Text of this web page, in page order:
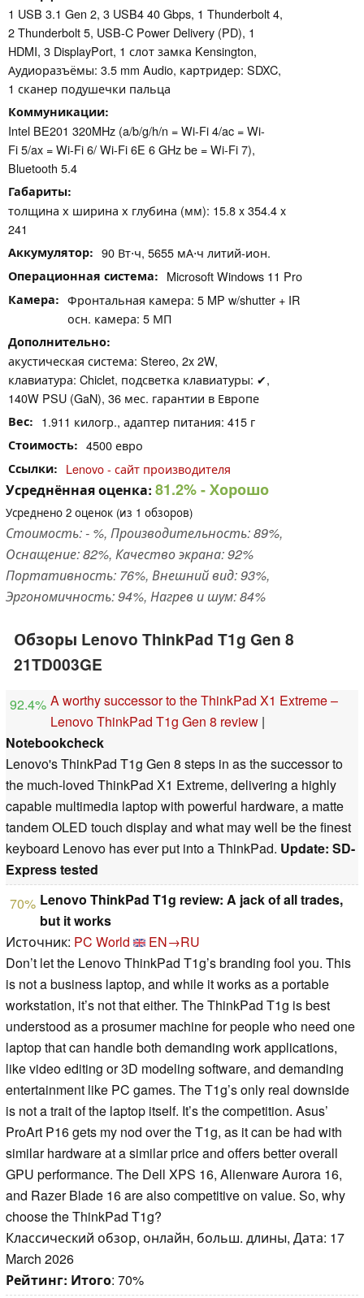
1 USB 3.1 Gen 2, 3 USB4 40 Gbps, 1 Thunderbolt 4,
2 Thunderbolt 5, USB-C Power Delivery (PD), 1
HDMI, 3 DisplayPort, 1 слот замка Kensington,
Аудиоразъёмы: 3.5 mm Audio, картридер: SDXC,
1 сканер подушечки пальца
Коммуникации
Intel BE201 320MHz (a/b/g/h/n = Wi-Fi 4/ac = Wi-
Fi 5/ax = Wi-Fi 6/ Wi-Fi 6E 6 GHz be = Wi-Fi 7),
Bluetooth 5.4
Габариты
толщина х ширина х глубина (мм): 15.8 x 354.4 x
241
Аккумулятор 90 Вт⋅ч, 5655 мА⋅ч литий-ион.
Операционная система Microsoft Windows 11 Pro
Камера
Фронтальная камера: 5 MP w/shutter + IR
осн. камера: 5 МП
Дополнительно
акустическая система: Stereo, 2x 2W,
клавиатура: Chiclet, подсветка клавиатуры: ✔,
140W PSU (GaN), 36 мес. гарантии в Европе
Вес 1.911 килогр., адаптер питания: 415 г
Стоимость 4500 евро
Ссылки Lenovo - сайт производителя
Усреднённая оценка: 81.2%- Хорошо
Усреднено 2 оценок (из 1 обзоров)
Стоимость: - %, Производительность: 89%,
Оснащение: 82%, Качество экрана: 92%
Портативность: 76%, Внешний вид: 93%,
Эргономичность: 94%, Нагрев и шум: 84%
Обзоры Lenovo ThinkPad T1g Gen 8
21TD003GE
92.4% A worthy successor to the ThinkPad X1 Extreme –
Lenovo ThinkPad T1g Gen 8 review |
Notebookcheck
Lenovo's ThinkPad T1g Gen 8 steps in as the successor to
the much-loved ThinkPad X1 Extreme, delivering a highly
capable multimedia laptop with powerful hardware, a matte
tandem OLED touch display and what may well be the finest
keyboard Lenovo has ever put into a ThinkPad. Update: SD-
Express tested
70% Lenovo ThinkPad T1g review: A jack of all trades,
but it works
Источник: PC World
EN→RU
Don’t let the Lenovo ThinkPad T1g’s branding fool you. This
is not a business laptop, and while it works as a portable
workstation, it’s not that either. The ThinkPad T1g is best
understood as a prosumer machine for people who need one
laptop that can handle both demanding work applications,
like video editing or 3D modeling software, and demanding
entertainment like PC games. The T1g’s only real downside
is not a trait of the laptop itself. It’s the competition. Asus’
ProArt P16 gets my nod over the T1g, as it can be had with
similar hardware at a similar price and offers better overall
GPU performance. The Dell XPS 16, Alienware Aurora 16,
and Razer Blade 16 are also competitive on value. So, why
choose the ThinkPad T1g?
Классический обзор, онлайн, больш. длины, Дата: 17
March 2026
Рейтинг: Итого: 70%